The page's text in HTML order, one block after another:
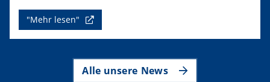
"Mehr lesen"
Alle unsere News